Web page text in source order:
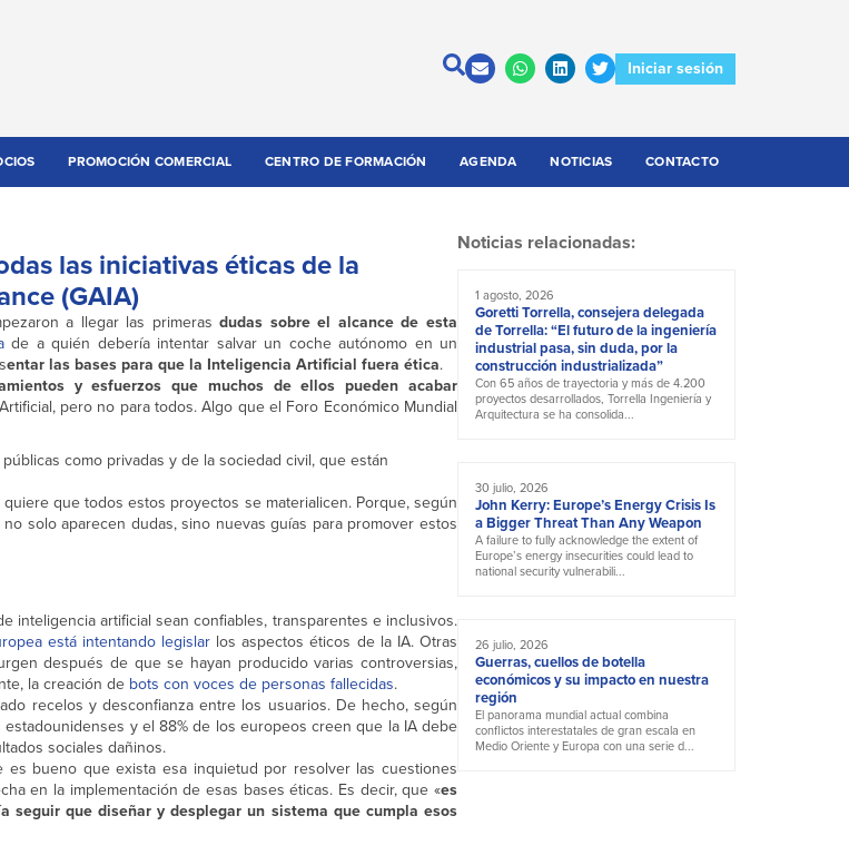
Iniciar sesión
PROMOCIÓN COMERCIAL CENTRO DE FORMACIÓN AGENDA NOTICIAS CONTACTO
las iniciativas éticas de la
(GAIA)
a llegar las primeras dudas sobre el alcance de esta
de a quién debería intentar salvar un coche autónomo en un
entar las bases para que la Inteligencia Artificial fuera ética.
y esfuerzos que muchos de ellos pueden acabar
pero no para todos. Algo que el Foro Económico Mundial
como privadas y de la sociedad civil, que están
que todos estos proyectos se materialicen. Porque, según
solo aparecen dudas, sino nuevas guías para promover estos
inteligencia artificial sean confiables, transparentes e inclusivos.
está intentando legislar los aspectos éticos de la IA. Otras
después de que se hayan producido varias controversias,
la creación de bots con voces de personas fallecidas.
recelos y desconfianza entre los usuarios. De hecho, según
estadounidenses y el 88% de los europeos creen que la IA debe
sociales dañinos.
bueno que exista esa inquietud por resolver las cuestiones
en la implementación de esas bases éticas. Es decir, que «es
que diseñar y desplegar un sistema que cumpla esos
Noticias relacionadas:
1 agosto, 2026
Goretti Torrella, consejera delegada
de Torrella: “El futuro de la ingeniería
industrial pasa, sin duda, por la
construcción industrializada”
Con 65 años de trayectoria y más de 4.200
proyectos desarrollados, Torrella Ingeniería y
Arquitectura se ha consolida...
30 julio, 2026
John Kerry: Europe’s Energy Crisis Is
a Bigger Threat Than Any Weapon
A failure to fully acknowledge the extent of
Europe’s energy insecurities could lead to
national security vulnerabili...
26 julio, 2026
Guerras, cuellos de botella
económicos y su impacto en nuestra
región
El panorama mundial actual combina
conflictos interestatales de gran escala en
Medio Oriente y Europa con una serie d...